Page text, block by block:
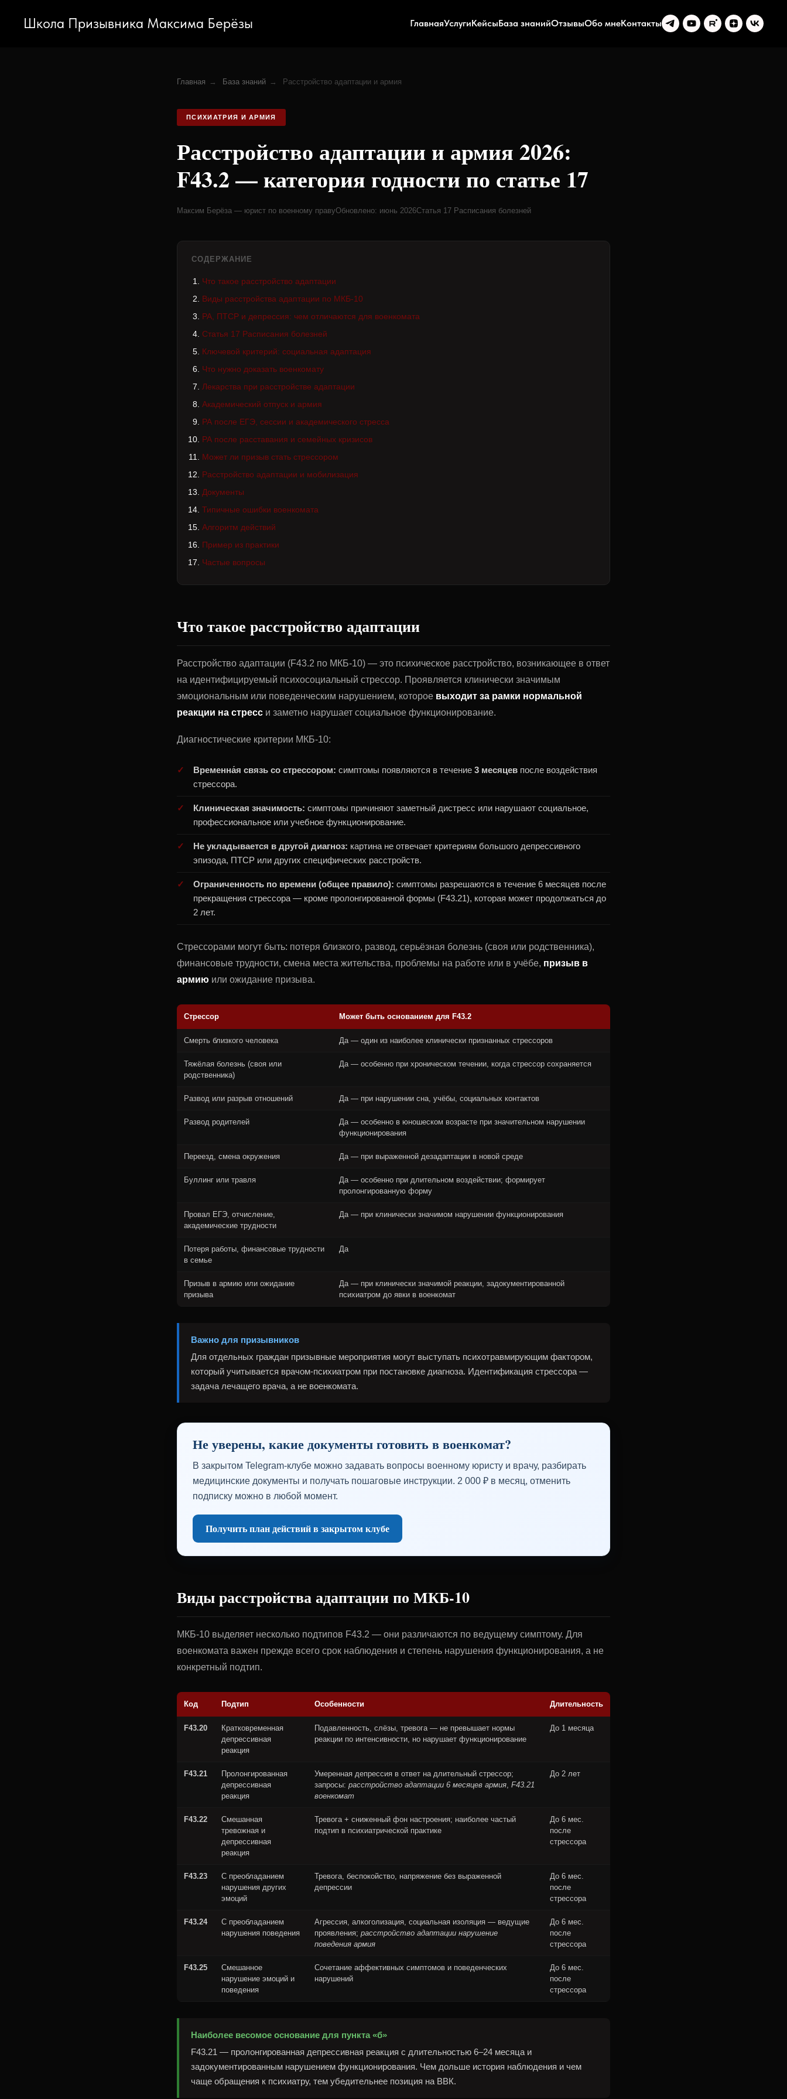
Школа Призывника Максима Берёзы ГлавнаяУслугиКейсыБаза знанийОтзывыОбо мнеКонтакты
Главная → База знаний → Расстройство адаптации и армия
ПСИХИАТРИЯ И АРМИЯ
Расстройство адаптации и армия 2026:
F43.2 — категория годности по статье 17
Максим Берёза — юрист по военному правуОбновлено: июнь 2026Статья 17 Расписания болезней
СОДЕРЖАНИЕ
Что такое расстройство адаптации
Виды расстройства адаптации по МКБ-10
РА, ПТСР и депрессия: чем отличаются для военкомата
Статья 17 Расписания болезней
Ключевой критерий: социальная адаптация
Что нужно доказать военкомату
Лекарства при расстройстве адаптации
Академический отпуск и армия
РА после ЕГЭ, сессии и академического стресса
РА после расставания и семейных кризисов
Может ли призыв стать стрессором
Расстройство адаптации и мобилизация
Документы
Типичные ошибки военкомата
Алгоритм действий
Пример из практики
Частые вопросы
Что такое расстройство адаптации
Расстройство адаптации (F43.2 по МКБ-10) — это психическое расстройство, возникающее в ответ
на идентифицируемый психосоциальный стрессор. Проявляется клинически значимым
эмоциональным или поведенческим нарушением, которое выходит за рамки нормальной
реакции на стресс и заметно нарушает социальное функционирование.
Диагностические критерии МКБ-10:
Временна́я связь со стрессором: симптомы появляются в течение 3 месяцев после воздействия
стрессора.
Клиническая значимость: симптомы причиняют заметный дистресс или нарушают социальное,
профессиональное или учебное функционирование.
Не укладывается в другой диагноз: картина не отвечает критериям большого депрессивного
эпизода, ПТСР или других специфических расстройств.
Ограниченность по времени (общее правило): симптомы разрешаются в течение 6 месяцев после
прекращения стрессора — кроме пролонгированной формы (F43.21), которая может продолжаться до
2 лет.
Стрессорами могут быть: потеря близкого, развод, серьёзная болезнь (своя или родственника),
финансовые трудности, смена места жительства, проблемы на работе или в учёбе, призыв в
армию или ожидание призыва.
Стрессор Может быть основанием для F43.2
Смерть близкого человека Да — один из наиболее клинически признанных стрессоров
Тяжёлая болезнь (своя или
родственника)
Да — особенно при хроническом течении, когда стрессор сохраняется
Развод или разрыв отношений Да — при нарушении сна, учёбы, социальных контактов
Развод родителей
Да — особенно в юношеском возрасте при значительном нарушении
функционирования
Переезд, смена окружения Да — при выраженной дезадаптации в новой среде
Буллинг или травля
Да — особенно при длительном воздействии; формирует
пролонгированную форму
Провал ЕГЭ, отчисление,
академические трудности
Да — при клинически значимом нарушении функционирования
Потеря работы, финансовые трудности
в семье
Да
Призыв в армию или ожидание
призыва
Да — при клинически значимой реакции, задокументированной
психиатром до явки в военкомат
Важно для призывников
Для отдельных граждан призывные мероприятия могут выступать психотравмирующим фактором,
который учитывается врачом-психиатром при постановке диагноза. Идентификация стрессора —
задача лечащего врача, а не военкомата.
Не уверены, какие документы готовить в военкомат?
В закрытом Telegram-клубе можно задавать вопросы военному юристу и врачу, разбирать
медицинские документы и получать пошаговые инструкции. 2 000 ₽ в месяц, отменить
подписку можно в любой момент.
Получить план действий в закрытом клубе
Виды расстройства адаптации по МКБ-10
МКБ-10 выделяет несколько подтипов F43.2 — они различаются по ведущему симптому. Для
военкомата важен прежде всего срок наблюдения и степень нарушения функционирования, а не
конкретный подтип.
Код Подтип Особенности Длительность
F43.20
Кратковременная
депрессивная
реакция
Подавленность, слёзы, тревога — не превышает нормы
реакции по интенсивности, но нарушает функционирование
До 1 месяца
F43.21
Пролонгированная
депрессивная
реакция
Умеренная депрессия в ответ на длительный стрессор;
запросы: расстройство адаптации 6 месяцев армия, F43.21
военкомат
До 2 лет
F43.22
Смешанная
тревожная и
депрессивная
реакция
Тревога + сниженный фон настроения; наиболее частый
подтип в психиатрической практике
До 6 мес.
после
стрессора
F43.23
С преобладанием
нарушения других
эмоций
Тревога, беспокойство, напряжение без выраженной
депрессии
До 6 мес.
после
стрессора
F43.24
С преобладанием
нарушения поведения
Агрессия, алкоголизация, социальная изоляция — ведущие
проявления; расстройство адаптации нарушение
поведения армия
До 6 мес.
после
стрессора
F43.25
Смешанное
нарушение эмоций и
поведения
Сочетание аффективных симптомов и поведенческих
нарушений
До 6 мес.
после
стрессора
Наиболее весомое основание для пункта «б»
F43.21 — пролонгированная депрессивная реакция с длительностью 6–24 месяца и
задокументированным нарушением функционирования. Чем дольше история наблюдения и чем
чаще обращения к психиатру, тем убедительнее позиция на ВВК.